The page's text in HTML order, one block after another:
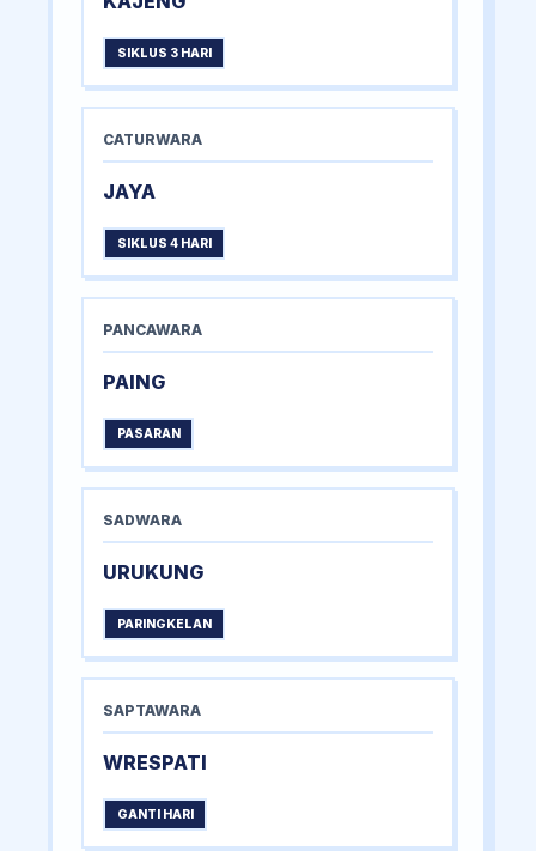
SIKLUS 3 HARI
CATURWARA
JAYA
SIKLUS 4 HARI
PANCAWARA
PAING
PASARAN
SADWARA
URUKUNG
PARINGKELAN
SAPTAWARA
WRESPATI
GANTI HARI